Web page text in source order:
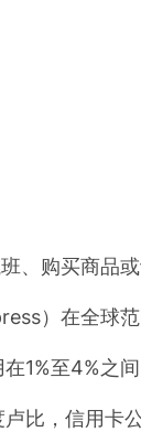
购买商品或
）在全球范
1%至4%之间
比，信用卡